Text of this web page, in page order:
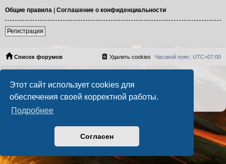
Этот сайт использует cookies для
обеспечения своей корректной работы.
Подробнее
Согласен
Общие правила | Соглашение о конфиденциальности
Регистрация
Список форумов Часовой пояс: UTC+07:00
Удалить cookies
Русская поддержка phpBB
PS4 Pro style ©Jester
Конфиденциальность
|